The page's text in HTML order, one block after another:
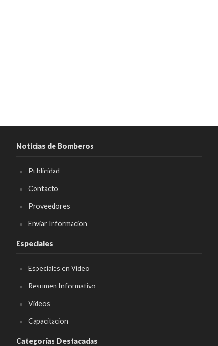
Noticias de Bomberos
Publicidad
Contacto
Proveedores
Enviar Informacion
Especiales
Especiales en Video
Resumen Informativo
Videos
Capacitacion
Categorías Destacadas